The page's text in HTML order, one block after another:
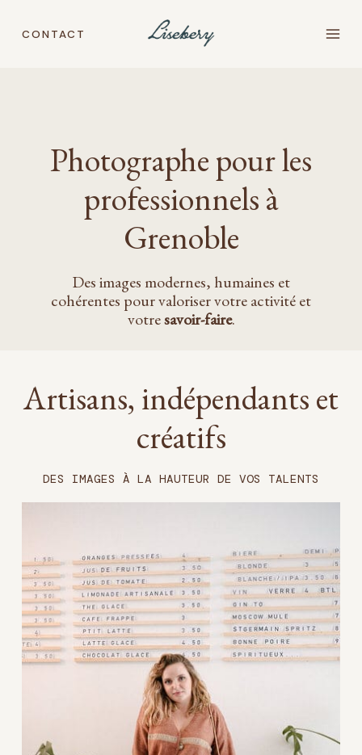
CONTACT
Photographe pour les
professionnels à
Grenoble
Des images modernes, humaines et
cohérentes pour valoriser votre activité et
votresavoir-faire.
Artisans, indépendants et
créatifs
DES IMAGES À LA HAUTEUR DE VOS TALENTS